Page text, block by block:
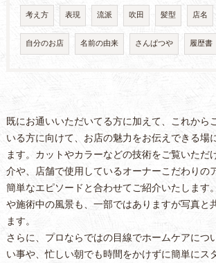
考え方 表現 流派 吹田 髪型 店名
自分のお店 名前の由来 さんぱつや 履歴書
既にお通いいただいてる方に加えて、これから
いる方に向けて、お店の魅力をお伝えできる場
ます。カットやカラーなどの技術をご覧いただ
介や、店舗で使用しているオーナーこだわりの
簡単なエピソードと合わせてご紹介いたします
や施術中の風景も、一部ではありますが写真と
ます。
さらに、プロならではの目線でホームケアにつ
い事や、忙しい朝でも時間をかけずに簡単にス